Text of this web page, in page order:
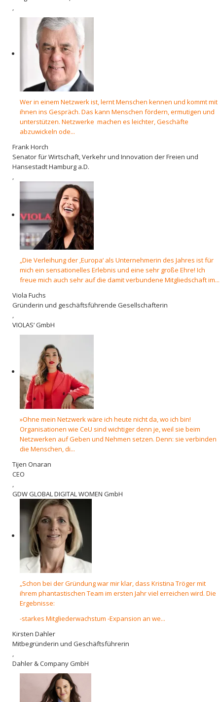
,
Wer in einem Netzwerk ist, lernt Menschen kennen und kommt mit
ihnen ins Gespräch. Das kann Menschen fördern, ermutigen und
unterstützen. Netzwerke machen es leichter, Geschäfte
abzuwickeln ode...
Frank Horch
Senator für Wirtschaft, Verkehr und Innovation der Freien und
Hansestadt Hamburg a.D.
,
„Die Verleihung der ‚Europa‘ als Unternehmerin des Jahres ist für
mich ein sensationelles Erlebnis und eine sehr große Ehre! Ich
freue mich auch sehr auf die damit verbundene Mitgliedscha­ft im...
Viola Fuchs
Gründerin und geschäftsführende Gesellschafterin
,
VIOLAS‘ GmbH
»Ohne mein Netzwerk wäre ich heute nicht da, wo ich bin!
Organisationen wie CeU sind wichtiger denn je, weil sie beim
Netzwerken auf Geben und Nehmen setzen. Denn: sie verbinden
die Menschen, di...
Tijen Onaran
CEO
,
GDW GLOBAL DIGITAL WOMEN GmbH
„Schon bei der Gründung war mir klar, dass Kristina Tröger mit
ihrem phantastischen Team im ersten Jahr viel erreichen wird. Die
Ergebnisse:
-starkes Mitgliederwachstum -Expansion an we...
Kirsten Dahler
Mitbegründerin und Geschäftsführerin
,
Dahler & Company GmbH